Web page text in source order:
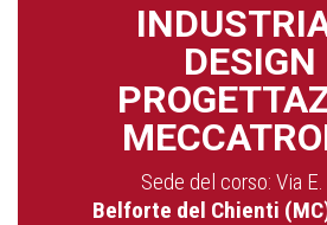
DESIGN
Sede del corso: Via
Belforte del Chienti